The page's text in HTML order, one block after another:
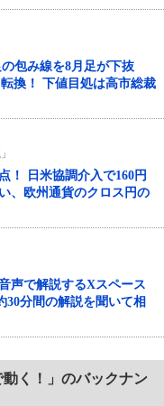
包み線を8月足が下抜
換！ 下値目処は高市総裁
！ 日米協調介入で160円
、欧州通貨のクロス円の
声で解説するXスペース
30分間の解説を聞いて相
く！」のバックナン